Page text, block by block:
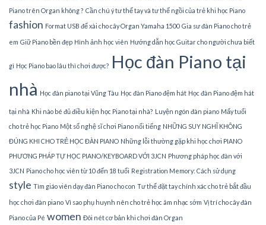
Piano trên Organ không ? Cần chú ý tư thế tay và tư thế ngồi của trẻ khi học Piano
fashion Format USB để xài cho cây Organ Yamaha 1500 Gia sư đàn Piano cho trẻ
em Giữ Piano bền đẹp Hình ảnh học viên Hướng dẫn học Guitar cho người chưa biết
gì Học Piano bao lâu thì chơi được? Học đàn Piano tại
nhà Học đàn piano tại Vũng Tàu Học đàn Piano đệm hát Học đàn Piano đệm hát
tại nhà Khi nào bé đủ điều kiện học Piano tại nhà? Luyện ngón đàn piano Mấy tuổi
cho trẻ học Piano Một số nghệ sĩ chơi Piano nổi tiếng NHỮNG SUY NGHĨ KHÔNG
ĐÚNG KHI CHO TRẺ HỌC ĐÀN PIANO Những lỗi thường gặp khi học chơi PIANO
PHƯƠNG PHÁP TỰ HỌC PIANO/KEYBOARD VỚI 3JCN Phương pháp học đàn với
3JCN Piano cho học viên từ 10 đến 18 tuổi Registration Memory: Cách sử dụng
style Tìm giáo viên dạy đàn Piano cho con Tư thế đặt tay chính xác cho trẻ bắt đầu
học chơi đàn piano Vì sao phụ huynh nên cho trẻ học âm nhạc sớm Vị trí cho cây đàn
Piano của Pé women Đôi nét cơ bản khi chơi đàn Organ